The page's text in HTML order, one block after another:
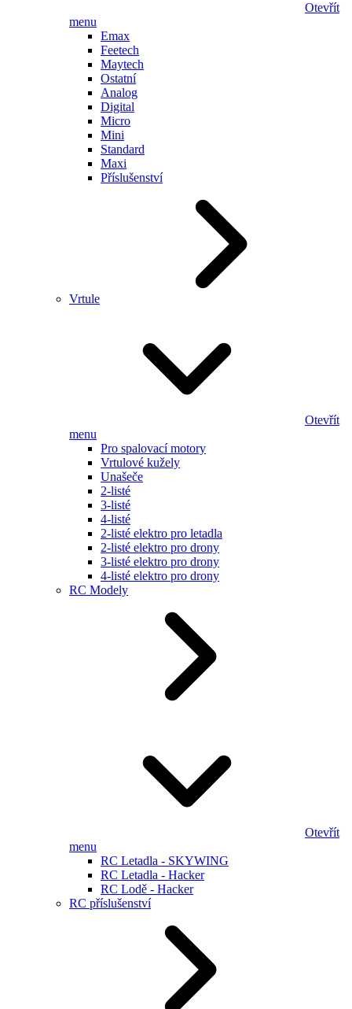
Otevřít
menu
Emax
Feetech
Maytech
Ostatní
Analog
Digital
Micro
Mini
Standard
Maxi
Příslušenství
Vrtule
Otevřít
menu
Pro spalovací motory
Vrtulové kužely
Unašeče
2-listé
3-listé
4-listé
2-listé elektro pro letadla
2-listé elektro pro drony
3-listé elektro pro drony
4-listé elektro pro drony
RC Modely
Otevřít
menu
RC Letadla - SKYWING
RC Letadla - Hacker
RC Lodě - Hacker
RC příslušenství